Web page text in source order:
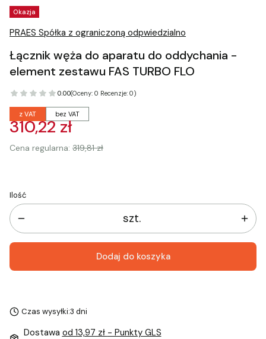
Tagi produktu
Okazja
PRAES Spółka z ograniczoną odpwiedzialno
Łącznik węża do aparatu do oddychania -
element zestawu FAS TURBO FLO
0.00(Oceny: 0 Recenzje: 0)
z VAT bez VAT
310,22 zł
Cena regularna: 319,81 zł
Ilość
szt.
Dodaj do koszyka
Czas wysyłki:3 dni
Dostawa od 13,97 zł - Punkty GLS